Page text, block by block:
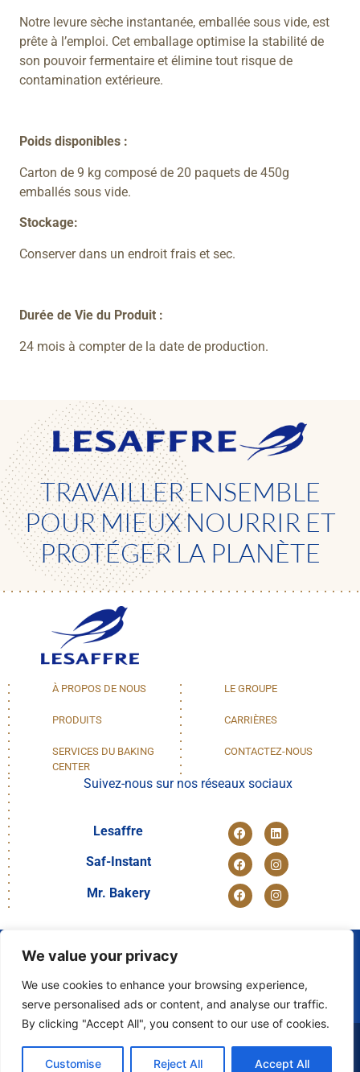
We value your privacy
We use cookies to enhance your browsing experience,
serve personalised ads or content, and analyse our traffic.
By clicking "Accept All", you consent to our use of cookies.
Customise Reject All Accept All
Notre levure sèche instantanée, emballée sous vide, est
prête à l’emploi. Cet emballage optimise la stabilité de
son pouvoir fermentaire et élimine tout risque de
contamination extérieure.
Poids disponibles :
Carton de 9 kg composé de 20 paquets de 450g
emballés sous vide.
Stockage:
Conserver dans un endroit frais et sec.
Durée de Vie du Produit :
24 mois à compter de la date de production.
TRAVAILLER ENSEMBLE
POUR MIEUX NOURRIR ET
PROTÉGER LA PLANÈTE
À PROPOS DE NOUS
PRODUITS
SERVICES DU BAKING
CENTER
LE GROUPE
CARRIÈRES
CONTACTEZ-NOUS
Suivez-nous sur nos réseaux sociaux
Lesaffre
Saf-Instant
Mr. Bakery
NOUS
DÉCOUVRIR
© 2024 LESAFFRE EGYPT